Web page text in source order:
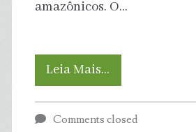
amazônicos. O…
Leia Mais…
parlamentares
Comments closed